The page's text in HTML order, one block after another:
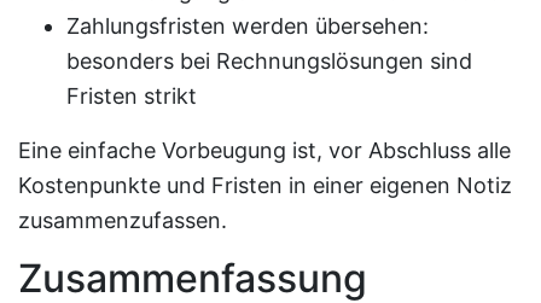
Zahlungsfristen werden übersehen:
besonders bei Rechnungslösungen sind
Fristen strikt
Eine einfache Vorbeugung ist, vor Abschluss alle
Kostenpunkte und Fristen in einer eigenen Notiz
zusammenzufassen.
Zusammenfassung